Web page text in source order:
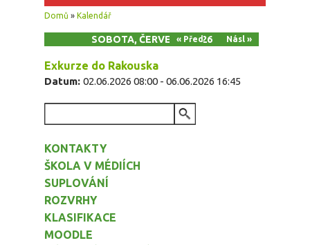
Jste zde
Domů » Kalendář
SOBOTA, ČERVEN 6, 2026
« Před Násl »
Exkurze do Rakouska
Datum: 02.06.2026 08:00 - 06.06.2026 16:45
KONTAKTY
ŠKOLA V MÉDIÍCH
SUPLOVÁNÍ
ROZVRHY
KLASIFIKACE
MOODLE